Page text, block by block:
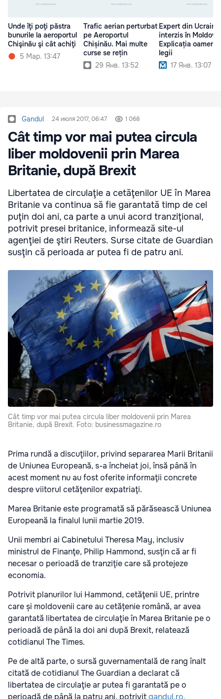
Unde îţi poţi păstra
bunurile la aeroportul
Chişinău şi cât achiţi
5 Мар. 13:47
Trafic aerian perturbat
pe Aeroportul
Chișinău. Mai multe
curse se rețin
29 Янв. 13:52
Expert din Ucraina,
interzis în
Explicația
legii
17 Янв. 13:07
Gandul 24 июля 2017, 06:47 1 068
Cât timp vor mai putea circula
liber moldovenii prin Marea
Britanie, după Brexit
Libertatea de circulaţie a cetăţenilor UE în Marea
Britanie va continua să fie garantată timp de cel
puţin doi ani, ca parte a unui acord tranziţional,
potrivit presei britanice, informează site-ul
agenţiei de ştiri Reuters. Surse citate de Guardian
susţin că perioada ar putea fi de patru ani.
Cât timp vor mai putea circula liber moldovenii prin Marea
Britanie, după Brexit. Foto: businessmagazine.ro
Prima rundă a discuţiilor, privind separarea Marii Britanii
de Uniunea Europeană, s-a încheiat joi, însă până în
acest moment nu au fost oferite informaţii concrete
despre viitorul cetăţenilor expatriaţi.
Marea Britanie este programată să părăsească Uniunea
Europeană la finalul lunii martie 2019.
Unii membri ai Cabinetului Theresa May, inclusiv
ministrul de Finanţe, Philip Hammond, susţin că ar fi
necesar o perioadă de tranziţie care să protejeze
economia.
Potrivit planurilor lui Hammond, cetăţenii UE, printre
care și moldovenii care au cetățenie română, ar avea
garantată libertatea de circulaţie în Marea Britanie pe o
perioadă de până la doi ani după Brexit, relatează
cotidianul The Times.
Pe de altă parte, o sursă guvernamentală de rang înalt
citată de cotidianul The Guardian a declarat că
libertatea de circulaţie ar putea fi garantată pe o
perioadă de până la patru ani, potrivitgandul.ro.